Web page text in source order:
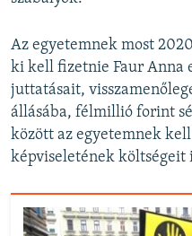
Az egyetemnek most
ki kell fizetnie Faur Anna
juttatásait,
állásába, félmillió forint
között az egyetemnek
képviseletének költségeit